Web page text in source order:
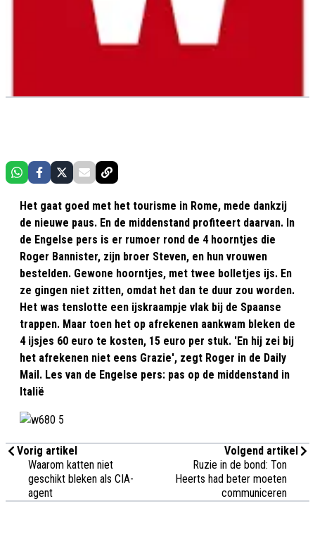
Het gaat goed met het tourisme in Rome, mede dankzij
de nieuwe paus. En de middenstand profiteert daarvan. In
de Engelse pers is er rumoer rond de 4 hoorntjes die
Roger Bannister, zijn broer Steven, en hun vrouwen
bestelden. Gewone hoorntjes, met twee bolletjes ijs. En
ze gingen niet zitten, omdat het dan te duur zou worden.
Het was tenslotte een ijskraampje vlak bij de Spaanse
trappen. Maar toen het op afrekenen aankwam bleken de
4 ijsjes 60 euro te kosten, 15 euro per stuk. 'En hij zei bij
het afrekenen niet eens Grazie', zegt Roger in de Daily
Mail. Les van de Engelse pers: pas op de middenstand in
Italië
Vorig artikel
Waarom katten niet
geschikt bleken als CIA-
agent
Volgend artikel
Ruzie in de bond: Ton
Heerts had beter moeten
communiceren